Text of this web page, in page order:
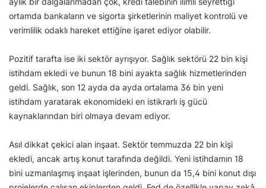
ortamda bankaların ve sigorta şirketlerinin maliyet kontrolü ve
verimlilik odaklı hareket ettiğine işaret ediyor olabilir.
Pozitif tarafta ise iki sektör ayrışıyor. Sağlık sektörü 22 bin kişi
istihdam ekledi ve bunun 18 bini ayakta sağlık hizmetlerinden
geldi. Sağlık, son 12 ayda da ayda ortalama 36 bin yeni
istihdam yaratarak ekonomideki en istikrarlı iş gücü
kaynaklarından biri olmaya devam ediyor.
Asıl dikkat çekici alan inşaat. Sektör temmuzda 22 bin kişi
ekledi, ancak artış konut tarafında değildi. Yeni istihdamın 18
bini uzmanlaşmış inşaat işlerinden, bunun da 15,4 bini konut dışı